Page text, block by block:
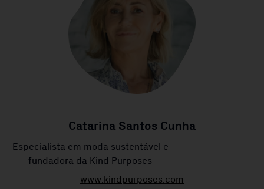
Catarina Santos Cunha
Especialista em moda sustentável e
fundadora da Kind Purposes
www.kindpurposes.com